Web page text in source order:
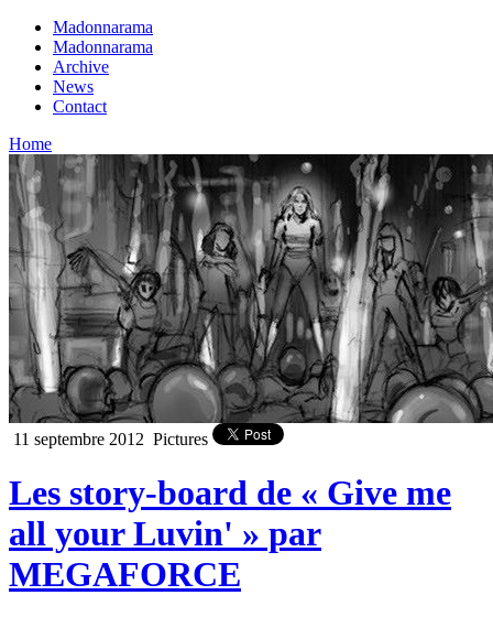
Madonnarama
Madonnarama
Archive
News
Contact
Home
11 septembre 2012 Pictures
Les story-board de « Give me
all your Luvin' » par
MEGAFORCE